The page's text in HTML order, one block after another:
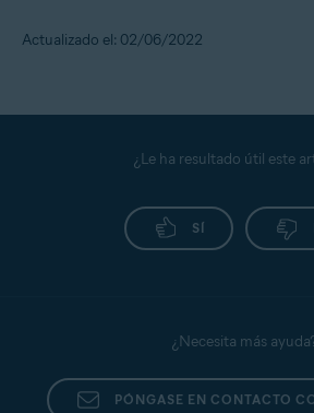
Actualizado el: 02/06/2022
¿Le ha resultado útil este
SÍ
¿Necesita más
PÓNGASE EN CONTACTO